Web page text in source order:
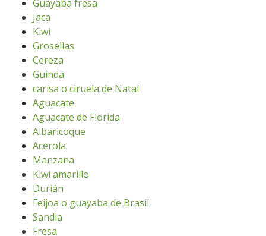
Guayaba fresa
Jaca
Kiwi
Grosellas
Cereza
Guinda
carisa o ciruela de Natal
Aguacate
Aguacate de Florida
Albaricoque
Acerola
Manzana
Kiwi amarillo
Durián
Feijoa o guayaba de Brasil
Sandia
Fresa